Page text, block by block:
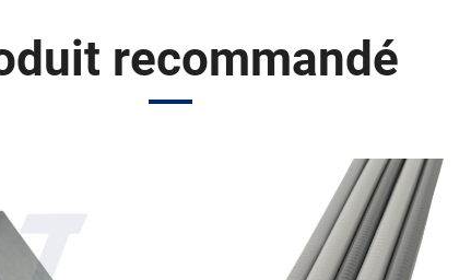
recommandé